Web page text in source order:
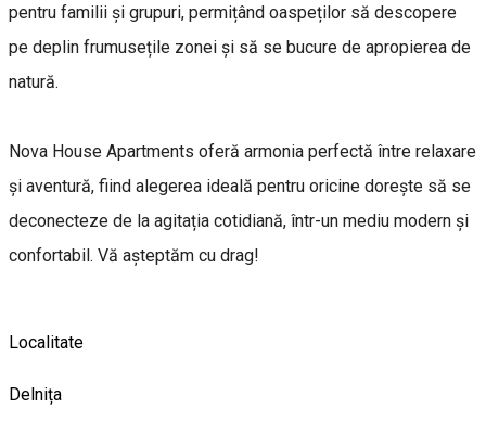
pentru familii și grupuri, permițând oaspeților să descopere
pe deplin frumusețile zonei și să se bucure de apropierea de
natură.
Nova House Apartments oferă armonia perfectă între relaxare
și aventură, fiind alegerea ideală pentru oricine dorește să se
deconecteze de la agitația cotidiană, într-un mediu modern și
confortabil. Vă așteptăm cu drag!
Localitate
Delnița